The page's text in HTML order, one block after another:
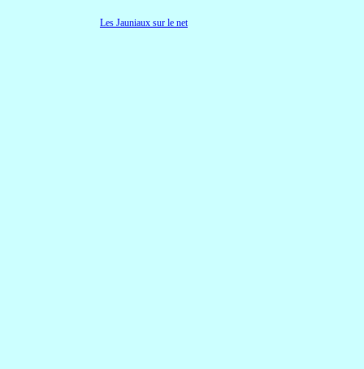
Les Jauniaux sur le net